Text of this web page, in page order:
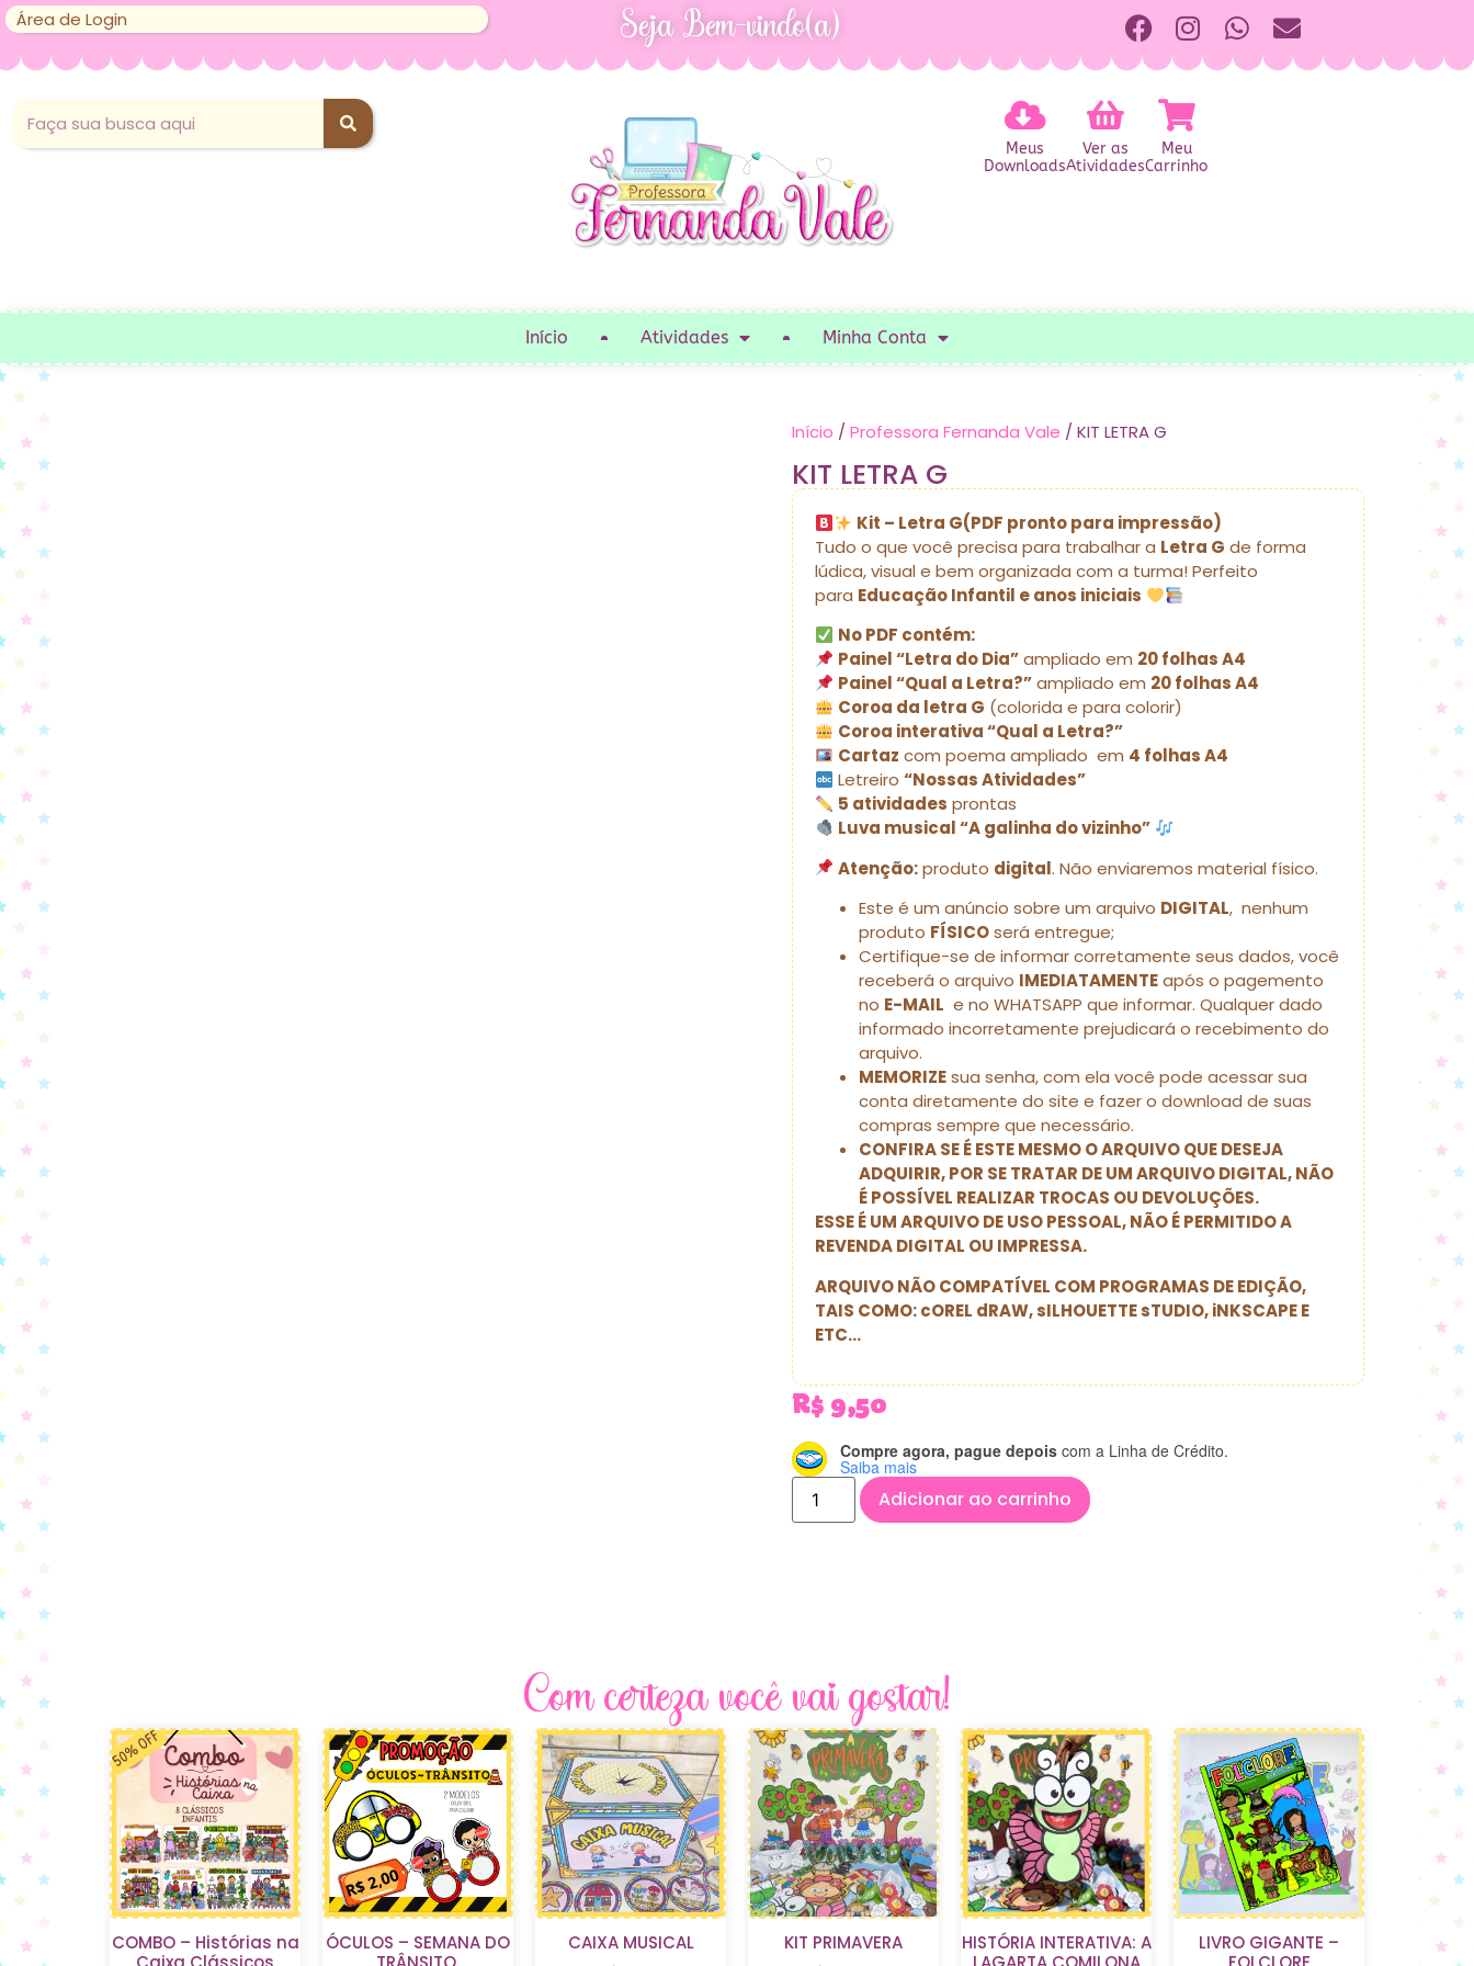
Área de Login Seja Bem-vindo(a)
Meus
Downloads
Ver as
Atividades
Meu
Carrinho
Início Atividades Minha Conta
Início / Professora Fernanda Vale / KIT LETRA G
KIT LETRA G
Kit – Letra G(PDF pronto para impressão)
Tudo o que você precisa para trabalhar a Letra G de forma
lúdica, visual e bem organizada com a turma! Perfeito
para Educação Infantil e anos iniciais
No PDF contém:
Painel “Letra do Dia”ampliado em 20 folhas A4
Painel “Qual a Letra?”ampliado em 20 folhas A4
Coroa da letra G (colorida e para colorir)
Coroa interativa “Qual a Letra?”
Cartaz com poema ampliado em 4 folhas A4
Letreiro“Nossas Atividades”
5 atividades prontas
Luva musical “A galinha do vizinho”
Atenção:produto digital. Não enviaremos material físico.
Este é um anúncio sobre um arquivo DIGITAL, nenhum
produto FÍSICOserá entregue;
Certifique-se de informar corretamente seus dados, você
receberá o arquivo IMEDIATAMENTEapós o pagemento
no E-MAIL e no WHATSAPP que informar. Qualquer dado
informado incorretamente prejudicará o recebimento do
arquivo.
MEMORIZEsua senha, com ela você pode acessar sua
conta diretamente do site e fazer o download de suas
compras sempre que necessário.
CONFIRA SE É ESTE MESMO O ARQUIVO QUE DESEJA
ADQUIRIR, POR SE TRATAR DE UM ARQUIVO DIGITAL, NÃO
É POSSÍVEL REALIZAR TROCAS OU DEVOLUÇÕES.
ESSE É UM ARQUIVO DE USO PESSOAL, NÃO É PERMITIDO A
REVENDA DIGITAL OU IMPRESSA.
ARQUIVO NÃO COMPATÍVEL COM PROGRAMAS DE EDIÇÃO,
TAIS COMO: cOREL dRAW, sILHOUETTE sTUDIO, iNKSCAPE E
ETC…
R$ 9,50
Compre agora, pague depois com a Linha de Crédito.
Saiba mais
Adicionar ao carrinho
Com certeza você vai gostar!
COMBO – Histórias na
ÓCULOS – SEMANA DO
CAIXA MUSICAL KIT PRIMAVERA
HISTÓRIA INTERATIVA: A
LIVRO GIGANTE –